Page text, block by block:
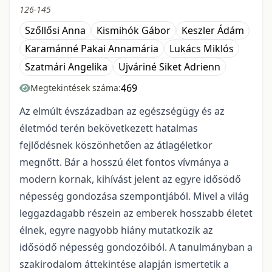
126-145
Szőllősi Anna Kismihók Gábor
Keszler Ádám
Karamánné Pakai Annamária
Lukács Miklós
Szatmári Angelika
Ujváriné Siket Adrienn
Megtekintések száma:469
Az elmúlt évszázadban az egészségügy és az
életmód terén bekövetkezett hatalmas
fejlődésnek köszönhetően az átlagéletkor
megnőtt. Bár a hosszú élet fontos vívmánya a
modern kornak, kihívást jelent az egyre idősödő
népesség gondozása szempontjából. Mivel a világ
leggazdagabb részein az emberek hosszabb életet
élnek, egyre nagyobb hiány mutatkozik az
idősödő népesség gondozóiból. A tanulmányban a
szakirodalom áttekintése alapján ismertetik a